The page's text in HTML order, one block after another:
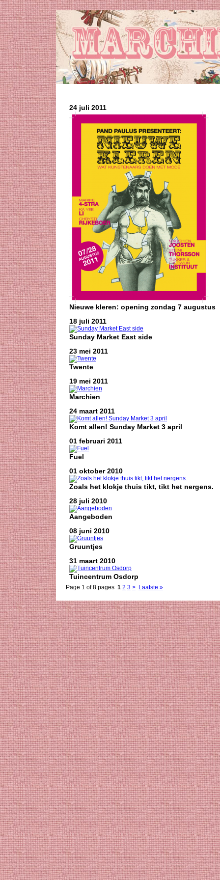
24 juli 2011
Nieuwe kleren: opening zondag 7 augustus
18 juli 2011
Sunday Market East side
23 mei 2011
Twente
19 mei 2011
Marchien
24 maart 2011
Komt allen! Sunday Market 3 april
01 februari 2011
Fuel
01 oktober 2010
Zoals het klokje thuis tikt, tikt het nergens.
28 juli 2010
Aangeboden
08 juni 2010
Gruuntjes
31 maart 2010
Tuincentrum Osdorp
Page 1 of 8 pages 1 2 3 > Laatste »